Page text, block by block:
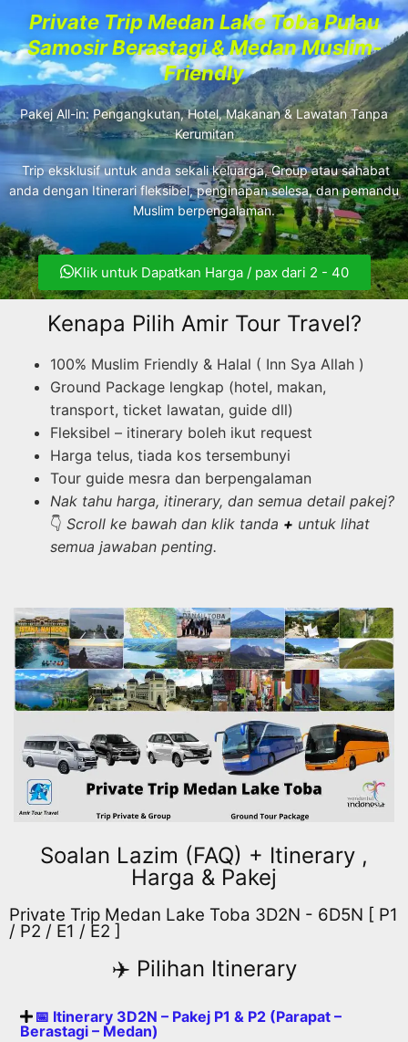
Private Trip Medan Lake Toba Pulau
Samosir Berastagi & Medan Muslim-
Friendly
Pakej All-in: Pengangkutan, Hotel, Makanan & Lawatan Tanpa
Kerumitan
Trip eksklusif untuk anda sekali keluarga, Group atau sahabat
anda dengan Itinerari fleksibel, penginapan selesa, dan pemandu
Muslim berpengalaman.
Klik untuk Dapatkan Harga / pax dari 2 - 40
Kenapa Pilih Amir Tour Travel?
100% Muslim Friendly & Halal ( Inn Sya Allah )
Ground Package lengkap (hotel, makan,
transport, ticket lawatan, guide dll)
Fleksibel – itinerary boleh ikut request
Harga telus, tiada kos tersembunyi
Tour guide mesra dan berpengalaman
Nak tahu harga, itinerary, dan semua detail pakej?
👇 Scroll ke bawah dan klik tanda + untuk lihat
semua jawaban penting.
Soalan Lazim (FAQ) + Itinerary ,
Harga & Pakej
Private Trip Medan Lake Toba 3D2N - 6D5N [ P1
/ P2 / E1 / E2 ]
✈️ Pilihan Itinerary
📅 Itinerary 3D2N – Pakej P1 & P2 (Parapat –
Berastagi – Medan)